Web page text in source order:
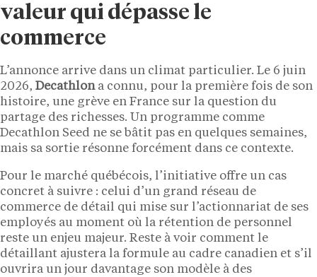
valeur qui dépasse le
commerce
L’annonce arrive dans un climat particulier. Le 6 juin
2026, Decathlona connu, pour la première fois de son
histoire, une grève en France sur la question du
partage des richesses. Un programme comme
Decathlon Seed ne se bâtit pas en quelques semaines,
mais sa sortie résonne forcément dans ce contexte.
Pour le marché québécois, l’initiative offre un cas
concret à suivre : celui d’un grand réseau de
commerce de détail qui mise sur l’actionnariat de ses
employés au moment où la rétention de personnel
reste un enjeu majeur. Reste à voir comment le
détaillant ajustera la formule au cadre canadien et s’il
ouvrira un jour davantage son modèle à des